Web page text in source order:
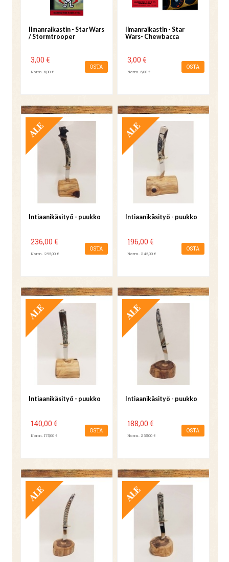
Ilmanraikastin - Star Wars
/ Stormtrooper
3,00 €
Norm. 6,00 €
OSTA
Ilmanraikastin - Star
Wars- Chewbacca
3,00 €
Norm. 6,00 €
OSTA
TARJOUS
Intiaanikäsityö - puukko
236,00 €
Norm. 295,00 €
OSTA
TARJOUS
Intiaanikäsityö - puukko
196,00 €
Norm. 245,00 €
OSTA
TARJOUS
Intiaanikäsityö - puukko
140,00 €
Norm. 175,00 €
OSTA
TARJOUS
Intiaanikäsityö - puukko
188,00 €
Norm. 235,00 €
OSTA
TARJOUS TARJOUS